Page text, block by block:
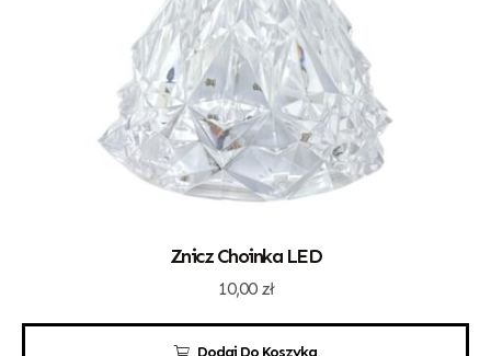
Dodaj Do Koszyka
Znicz Choinka LED
10,00 zł